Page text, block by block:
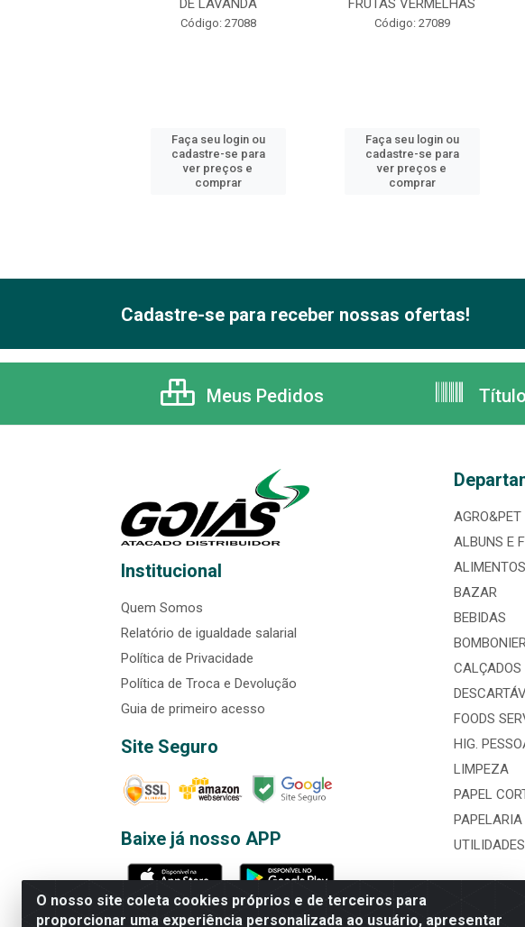
DE LAVANDA
Código: 27088
Faça seu login ou
cadastre-se para
ver preços e
comprar
FRUTAS VERMELHAS
Código: 27089
Faça seu login ou
cadastre-se para
ver preços e
comprar
O nosso site coleta cookies próprios e de terceiros para
proporcionar uma experiência personalizada ao usuário, apresentar
Cadastre-se para receber nossas ofertas!
Meus Pedidos
Institucional
Quem Somos
Relatório de igualdade salarial
Política de Privacidade
Política de Troca e Devolução
Guia de primeiro acesso
Site Seguro
Baixe já nosso APP
AGRO&PET
ALBUNS E
ALIMENTOS
BAZAR
BEBIDAS
CALÇADOS
FOODS
HIG.
LIMPEZA
PAPEL
PAPELARIA